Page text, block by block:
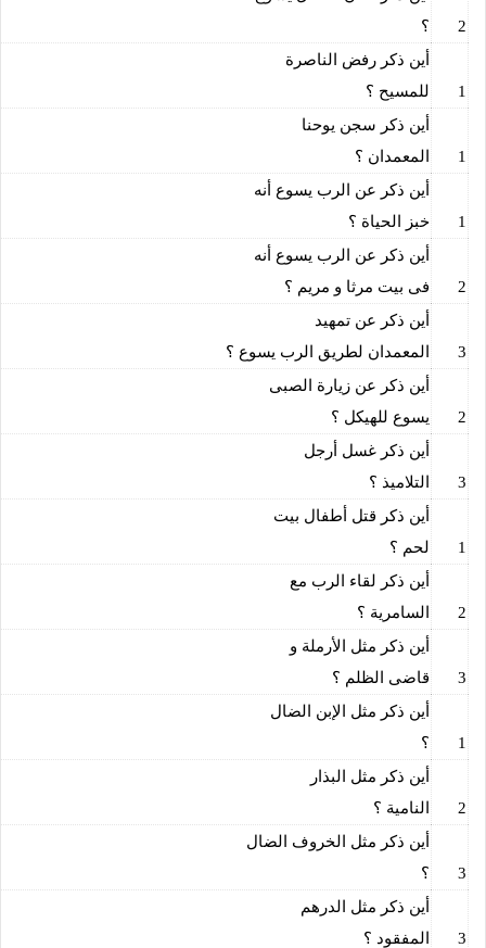
2
؟
1
أين ذكر رفض الناصرة
للمسيح ؟
1
أين ذكر سجن يوحنا
المعمدان ؟
1
أين ذكر عن الرب يسوع أنه
خبز الحياة ؟
2
أين ذكر عن الرب يسوع أنه
فى بيت مرثا و مريم ؟
3
أين ذكر عن تمهيد
المعمدان لطريق الرب يسوع ؟
2
أين ذكر عن زيارة الصبى
يسوع للهيكل ؟
3
أين ذكر غسل أرجل
التلاميذ ؟
1
أين ذكر قتل أطفال بيت
لحم ؟
2
أين ذكر لقاء الرب مع
السامرية ؟
3
أين ذكر مثل الأرملة و
قاضى الظلم ؟
1
أين ذكر مثل الإبن الضال
؟
2
أين ذكر مثل البذار
النامية ؟
3
أين ذكر مثل الخروف الضال
؟
3
أين ذكر مثل الدرهم
المفقود ؟